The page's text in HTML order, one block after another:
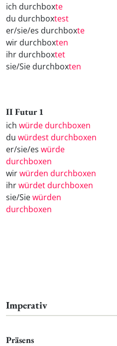
ich durchboxte
du durchboxtest
er/sie/es durchboxte
wir durchboxten
ihr durchboxtet
sie/Sie durchboxten
II Futur 1
ich würde durchboxen
du würdest durchboxen
er/sie/es würde
durchboxen
wirwürden durchboxen
ihrwürdet durchboxen
sie/Siewürden
durchboxen
Imperativ
Präsens